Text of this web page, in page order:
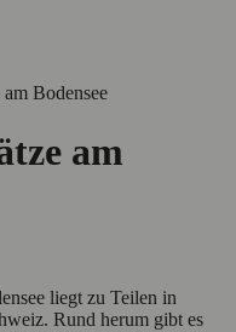
Bodensee
am
liegt zu Teilen in
Rund herum gibt es